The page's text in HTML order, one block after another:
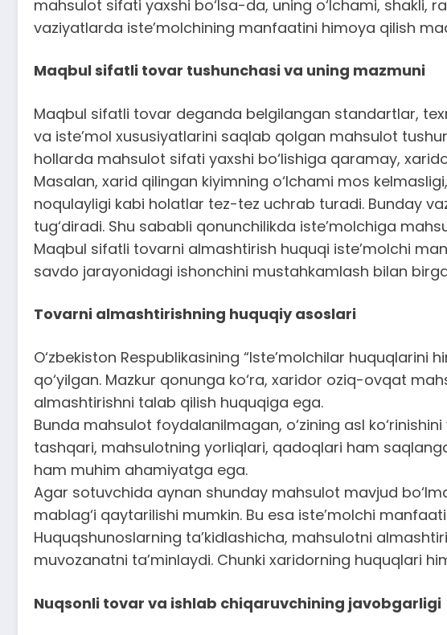
mahsulot sifati yaxshi bo‘lsa-da, uning o‘lchami, shakli,
vaziyatlarda iste’molchining manfaatini himoya qilish
Maqbul sifatli tovar tushunchasi va uning mazmuni
Maqbul sifatli tovar deganda belgilangan standartlar,
va iste’mol xususiyatlarini saqlab qolgan mahsulot
hollarda mahsulot sifati yaxshi bo‘lishiga qaramay,
Masalan, xarid qilingan kiyimning o‘lchami mos
noqulayligi kabi holatlar tez-tez uchrab turadi. Bunday
tug‘diradi. Shu sababli qonunchilikda iste’molchiga
Maqbul sifatli tovarni almashtirish huquqi iste’molchi
savdo jarayonidagi ishonchini mustahkamlash bilan
Tovarni almashtirishning huquqiy asoslari
O‘zbekiston Respublikasining “Iste’molchilar
qo‘yilgan. Mazkur qonunga ko‘ra, xaridor oziq-ovqat
almashtirishni talab qilish huquqiga ega.
Bunda mahsulot foydalanilmagan, o‘zining asl
tashqari, mahsulotning yorliqlari, qadoqlari ham
ham muhim ahamiyatga ega.
Agar sotuvchida aynan shunday mahsulot mavjud
mablag‘i qaytarilishi mumkin. Bu esa iste’molchi
Huquqshunoslarning ta’kidlashicha, mahsulotni
muvozanatni ta’minlaydi. Chunki xaridorning huquqlari
Nuqsonli tovar va ishlab chiqaruvchining javobgarligi